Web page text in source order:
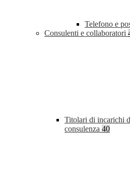
Telefono e
Consulenti e collaboratori
Titolari di incarichi
consulenza 40